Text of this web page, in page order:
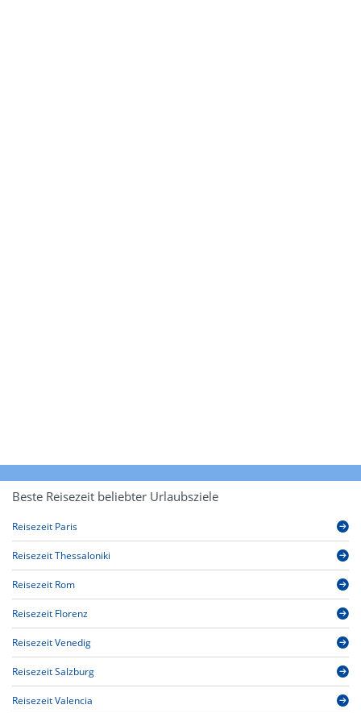
Beste Reisezeit beliebter Urlaubsziele
Reisezeit Paris
Reisezeit Thessaloniki
Reisezeit Rom
Reisezeit Florenz
Reisezeit Venedig
Reisezeit Salzburg
Reisezeit Valencia